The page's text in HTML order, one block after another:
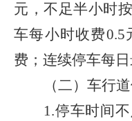
元，不足半小时
车每小时收费0.5
费；连续停车每
（二）车行
1.停车时间不